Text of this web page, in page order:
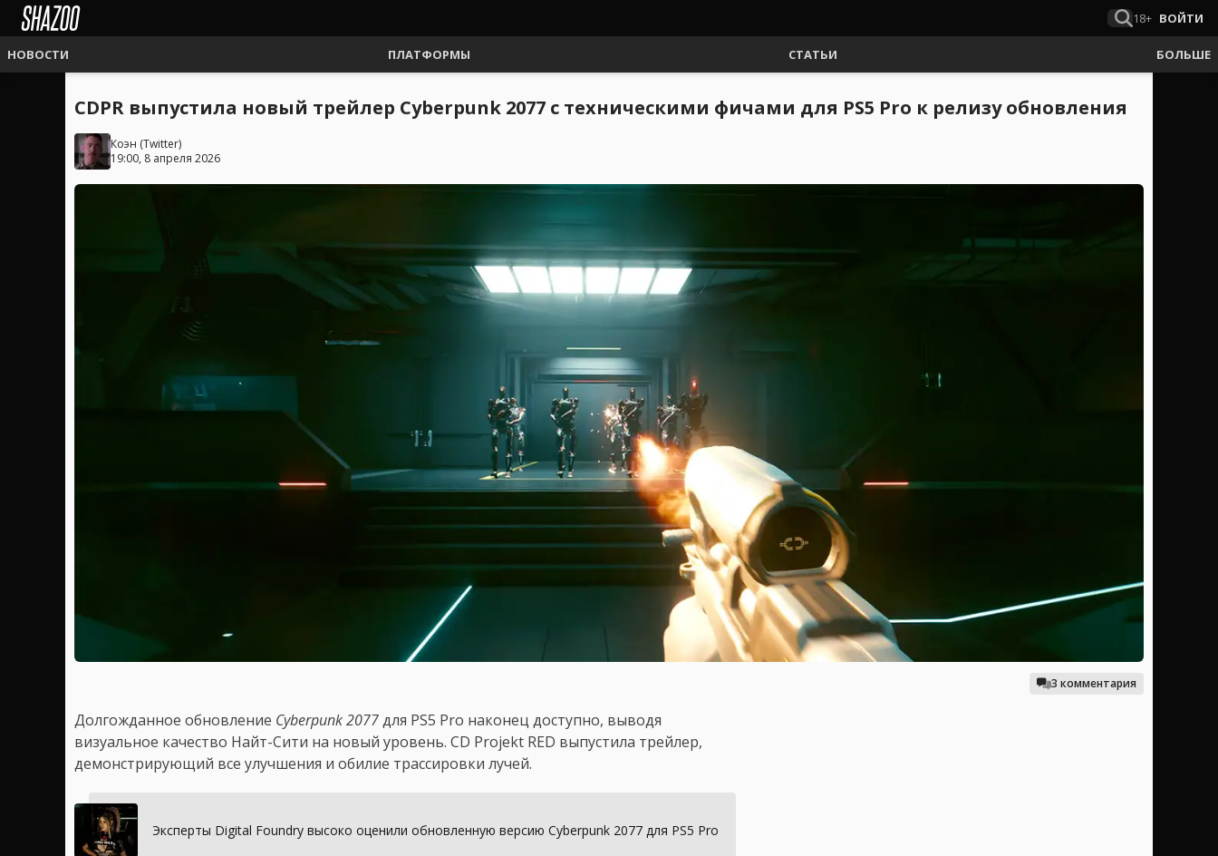
18+ ВОЙТИ
НОВОСТИ ПЛАТФОРМЫ СТАТЬИ БОЛЬШЕ
CDPR выпустила новый трейлер Cyberpunk 2077 с техническими фичами для PS5 Pro к релизу обновления
Коэн (Twitter)
19:00, 8 апреля 2026
3 комментария
Долгожданное обновление Cyberpunk 2077для PS5 Pro наконец доступно, выводя
визуальное качество Найт-Сити на новый уровень. CD Projekt RED выпустила трейлер,
демонстрирующий все улучшения и обилие трассировки лучей.
Эксперты Digital Foundry высоко оценили обновленную версию Cyberpunk 2077 для PS5 Pro